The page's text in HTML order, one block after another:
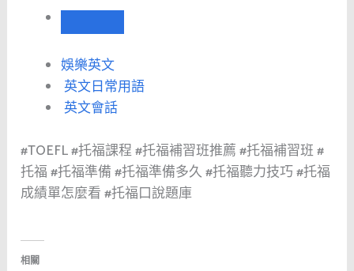
娛樂英文
英文日常用語
英文會話
#TOEFL #托福課程 #托福補習班推薦 #托福補習班 #
托福 #托福準備 #托福準備多久 #托福聽力技巧 #托福
成績單怎麼看 #托福口說題庫
相關